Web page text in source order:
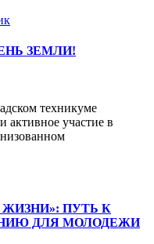
ЗЕМЛИ!
техникуме
участие в
ПУТЬ К
ДЛЯ МОЛОДЕЖИ